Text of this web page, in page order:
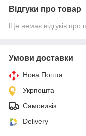
Відгуки про товар
Ще немає відгуків про
Умови доставки
Нова Пошта
Укрпошта
Самовивіз
Delivery